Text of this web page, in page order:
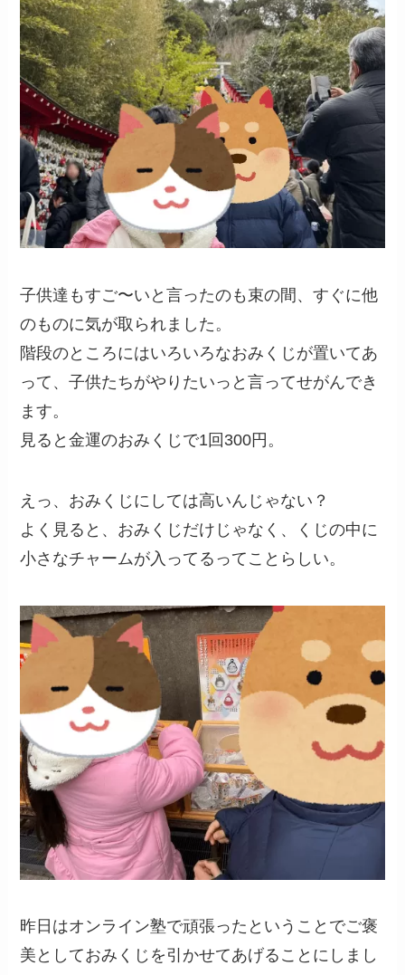
子供達もすご〜いと言ったのも束の間、すぐに他
のものに気が取られました。
階段のところにはいろいろなおみくじが置いてあ
って、子供たちがやりたいっと言ってせがんでき
ます。
見ると金運のおみくじで1回300円。
えっ、おみくじにしては高いんじゃない？
よく見ると、おみくじだけじゃなく、くじの中に
小さなチャームが入ってるってことらしい。
昨日はオンライン塾で頑張ったということでご褒
美としておみくじを引かせてあげることにしまし